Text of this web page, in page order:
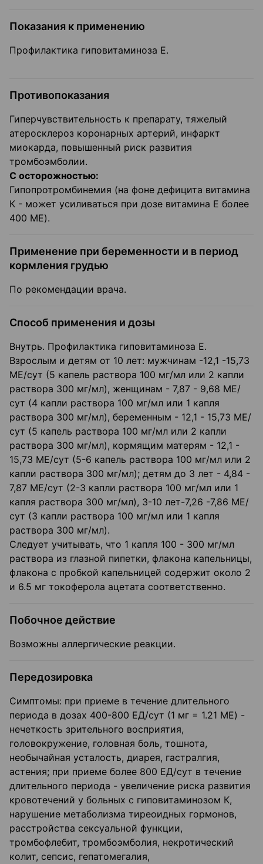
Показания к применению
Профилактика гиповитаминоза Е.
Противопоказания
Гиперчувствительность к препарату, тяжелый
атеросклероз коронарных артерий, инфаркт
миокарда, повышенный риск развития
тромбоэмболии.
С осторожностью:
Гипопротромбинемия (на фоне дефицита витамина
К - может усиливаться при дозе витамина Е более
400 ME).
Применение при беременности и в период
кормления грудью
По рекомендации врача.
Способ применения и дозы
Внутрь. Профилактика гиповитаминоза Е.
Взрослым и детям от 10 лет: мужчинам -12,1 -15,73
МЕ/сут (5 капель раствора 100 мг/мл или 2 капли
раствора 300 мг/мл), женщинам - 7,87 - 9,68 МЕ/
сут (4 капли раствора 100 мг/мл или 1 капля
раствора 300 мг/мл), беременным - 12,1 - 15,73 МЕ/
сут (5 капель раствора 100 мг/мл или 2 капли
раствора 300 мг/мл), кормящим матерям - 12,1 -
15,73 МЕ/сут (5-6 капель раствора 100 мг/мл или 2
капли раствора 300 мг/мл); детям до 3 лет - 4,84 -
7,87 МЕ/сут (2-3 капли раствора 100 мг/мл или 1
капля раствора 300 мг/мл), 3-10 лет-7,26 -7,86 МЕ/
сут (3 капли раствора 100 мг/мл или 1 капля
раствора 300 мг/мл).
Следует учитывать, что 1 капля 100 - 300 мг/мл
раствора из глазной пипетки, флакона капельницы,
флакона с пробкой капельницей содержит около 2
и 6.5 мг токоферола ацетата соответственно.
Побочное действие
Возможны аллергические реакции.
Передозировка
Симптомы: при приеме в течение длительного
периода в дозах 400-800 ЕД/сут (1 мг = 1.21 ME) -
нечеткость зрительного восприятия,
головокружение, головная боль, тошнота,
необычайная усталость, диарея, гастралгия,
астения; при приеме более 800 ЕД/сут в течение
длительного периода - увеличение риска развития
кровотечений у больных с гиповитаминозом К,
нарушение метаболизма тиреоидных гормонов,
расстройства сексуальной функции,
тромбофлебит, тромбоэмболия, некротический
колит, сепсис, гепатомегалия,